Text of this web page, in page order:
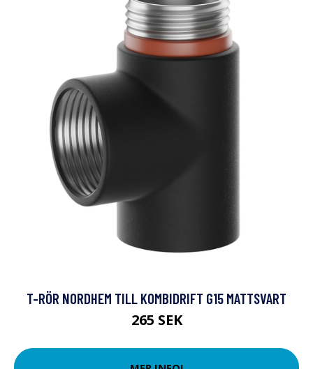
T-RÖR NORDHEM TILL KOMBIDRIFT G15 MATTSVART
265 SEK